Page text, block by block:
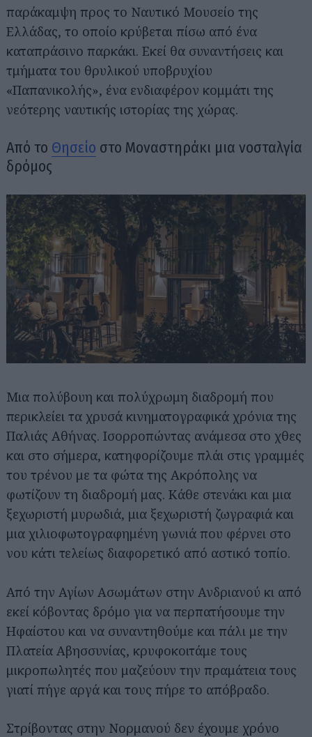
παράκαμψη προς το Ναυτικό Μουσείο της
Ελλάδας, το οποίο κρύβεται πίσω από ένα
καταπράσινο παρκάκι. Εκεί θα συναντήσεις και
τμήματα του θρυλικού υποβρυχίου
«Παπανικολής», ένα ενδιαφέρον κομμάτι της
νεότερης ναυτικής ιστορίας της χώρας.
Από το Θησείο στο Μοναστηράκι μια νοσταλγία
δρόμος
Μια πολύβουη και πολύχρωμη διαδρομή που
περικλείει τα χρυσά κινηματογραφικά χρόνια της
Παλιάς Αθήνας. Ισορροπώντας ανάμεσα στο χθες
και στο σήμερα, κατηφορίζουμε πλάι στις γραμμές
του τρένου με τα φώτα της Ακρόπολης να
φωτίζουν τη διαδρομή μας. Κάθε στενάκι και μια
ξεχωριστή μυρωδιά, μια ξεχωριστή ζωγραφιά και
μια χιλιοφωτογραφημένη γωνιά που φέρνει στο
νου κάτι τελείως διαφορετικό από αστικό τοπίο.
Από την Αγίων Ασωμάτων στην Ανδριανού κι από
εκεί κόβοντας δρόμο για να περπατήσουμε την
Ηφαίστου και να συναντηθούμε και πάλι με την
Πλατεία Αβησσυνίας, κρυφοκοιτάμε τους
μικροπωλητές που μαζεύουν την πραμάτεια τους
γιατί πήγε αργά και τους πήρε το απόβραδο.
Στρίβοντας στην Νορμανού δεν έχουμε χρόνο